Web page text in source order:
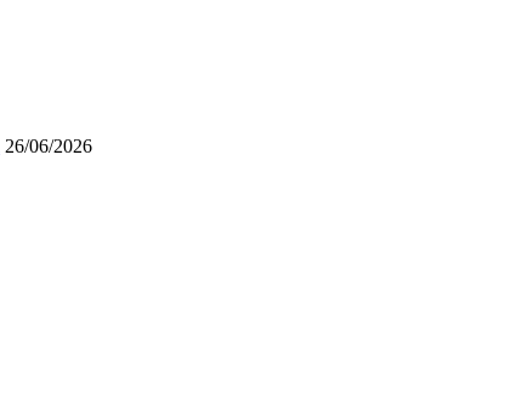
26/06/2026